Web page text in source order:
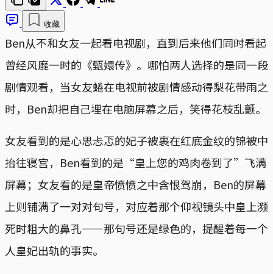
收藏
Ben从不和女友一起看电视剧，直到后来他们同时看起
曾经风靡一时的《甄嬛传》。哪怕两人选择的是同一段
剧情观看，当女友蜷在电视前被剧情感动得梨花带雨之
时，Ben却把自己埋在电脑屏幕之后，笑得花枝乱颤。
女友看到的是心思忐忑的妃子被裹在红底金纹的锦被中
抬往寝宫，Ben看到的是“皇上您的鸡肉卷到了”飞满
屏幕；女友看的是皇帝愤愤之中含恨驾崩，Ben的屏幕
上则铺满了一对对句号，对应着那个仰视镜头中皇上濒
死时粗大的鼻孔——那句号还是绿色的，提醒着每一个
人皇妃出轨的事实。